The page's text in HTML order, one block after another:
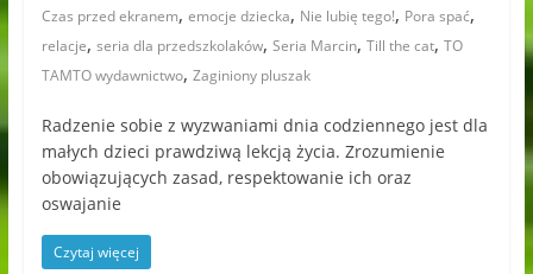
Czas przed ekranem, emocje dziecka, Nie lubię tego!, Pora spać,
relacje, seria dla przedszkolaków, Seria Marcin, Till the cat, TO
TAMTO wydawnictwo, Zaginiony pluszak
Radzenie sobie z wyzwaniami dnia codziennego jest dla
małych dzieci prawdziwą lekcją życia. Zrozumienie
obowiązujących zasad, respektowanie ich oraz
oswajanie
Czytaj więcej